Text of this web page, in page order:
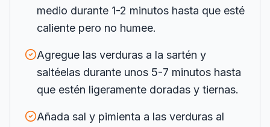
medio durante 1-2 minutos hasta que esté
caliente pero no humee.
Agregue las verduras a la sartén y
saltéelas durante unos 5-7 minutos hasta
que estén ligeramente doradas y tiernas.
Añada sal y pimienta a las verduras al